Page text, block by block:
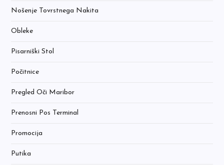
Nošenje Tovrstnega Nakita
Obleke
Pisarniški Stol
Počitnice
Pregled Oči Maribor
Prenosni Pos Terminal
Promocija
Putika